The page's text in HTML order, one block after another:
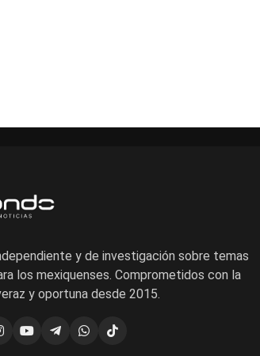
y de investigación sobre temas
los mexiquenses. Comprometidos con la
y oportuna desde 2015.